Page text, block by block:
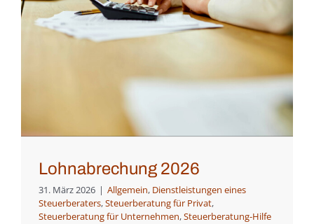
Lohnabrechung 2026
31. März 2026 | Allgemein, Dienstleistungen eines
Steuerberaters,Steuerberatung für Privat,
Steuerberatung für Unternehmen,Steuerberatung-Hilfe